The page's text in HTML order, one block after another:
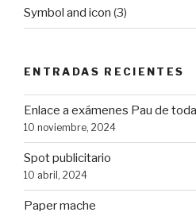
Symbol and icon (3)
ENTRADAS RECIENTES
Enlace a exámenes Pau de
10 noviembre, 2024
Spot publicitario
10 abril, 2024
Paper mache